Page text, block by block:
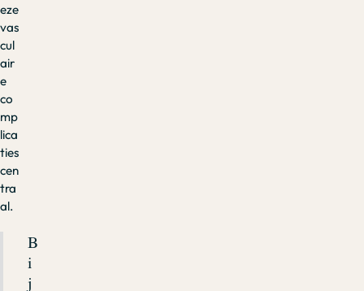
eze
vas
cul
air
e
co
mp
lica
ties
cen
tra
al.
B
i
j